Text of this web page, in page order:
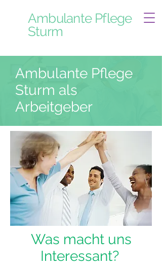
Ambulante Pflege
Sturm
Ambulante Pflege
Sturm als
Arbeitgeber
Was macht uns
Interessant?